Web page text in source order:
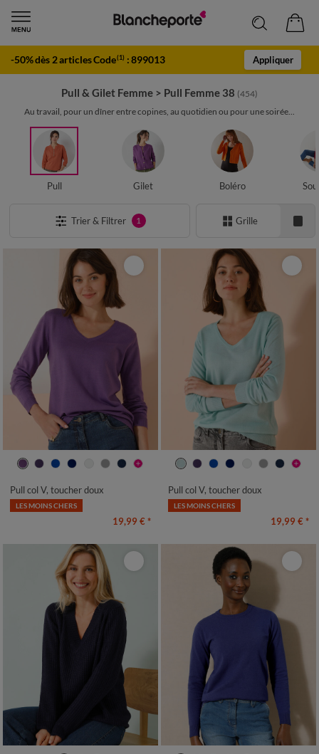
-50% dès 2 articles Code(1) :899013 Appliquer
Pull & Gilet Femme > Pull Femme 38 (454)
Au travail, pour un dîner entre copines, au quotidien ou pour une soirée...
Pull Gilet Boléro
Trier & Filtrer 1 Grille
34/36 38/40 42/44
46/48
Pull col V, toucher doux
LES MOINS CHERS
19,99 € *
34/36 38/40 42/44
46/48
Pull col V, toucher doux
LES MOINS CHERS
19,99 € *